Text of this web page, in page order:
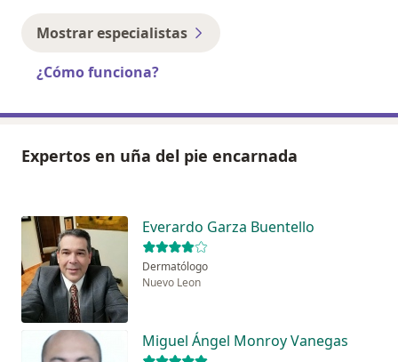
Mostrar especialistas
¿Cómo funciona?
Expertos en uña del pie encarnada
Everardo Garza Buentello
Dermatólogo
Nuevo Leon
Miguel Ángel Monroy Vanegas